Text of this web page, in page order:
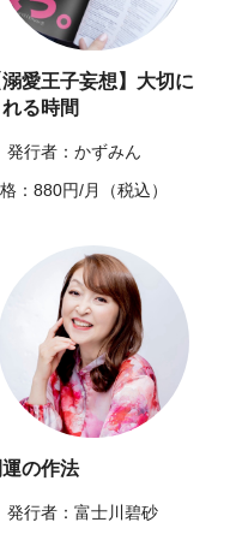
溺愛王子妄想】大切に
れる時間
発行者：かずみん
：880円/月（税込）
運の作法
発行者：富士川碧砂